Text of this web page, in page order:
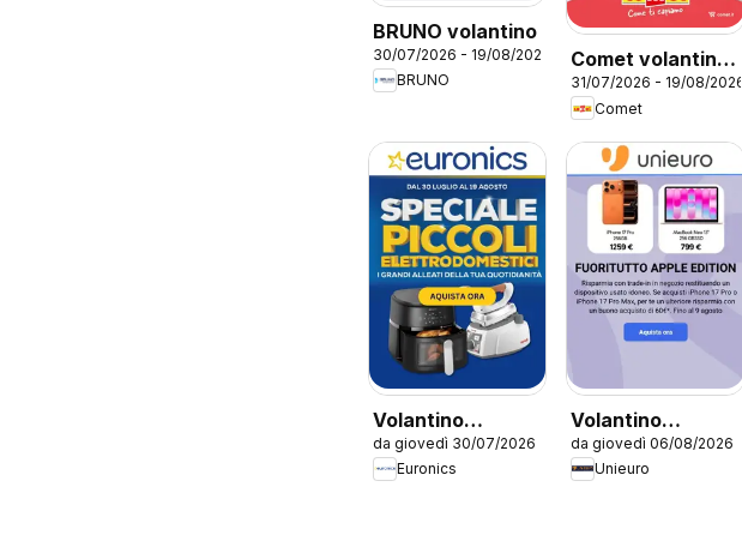
BRUNO volantino
30/07/2026 - 19/08/2026
BRUNO
Comet volantino
Piccoli
Elettrodomestici
31/07/2026 - 19/08/2026
Comet
Volantino
Euronics -
Speciale Piccoli
da giovedì 30/07/2026
Euronics
Volantino
Unieuro - Apple
da giovedì 06/08/2026
Unieuro